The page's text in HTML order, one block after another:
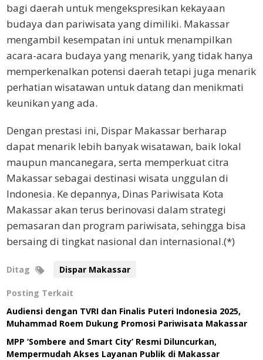
bagi daerah untuk mengekspresikan kekayaan
budaya dan pariwisata yang dimiliki. Makassar
mengambil kesempatan ini untuk menampilkan
acara-acara budaya yang menarik, yang tidak hanya
memperkenalkan potensi daerah tetapi juga menarik
perhatian wisatawan untuk datang dan menikmati
keunikan yang ada.
Dengan prestasi ini, Dispar Makassar berharap
dapat menarik lebih banyak wisatawan, baik lokal
maupun mancanegara, serta memperkuat citra
Makassar sebagai destinasi wisata unggulan di
Indonesia. Ke depannya, Dinas Pariwisata Kota
Makassar akan terus berinovasi dalam strategi
pemasaran dan program pariwisata, sehingga bisa
bersaing di tingkat nasional dan internasional.(*)
Ditag Dispar Makassar
Posting Terkait
Audiensi dengan TVRI dan Finalis Puteri Indonesia 2025,
Muhammad Roem Dukung Promosi Pariwisata Makassar
MPP ‘Sombere and Smart City’ Resmi Diluncurkan,
Mempermudah Akses Layanan Publik di Makassar